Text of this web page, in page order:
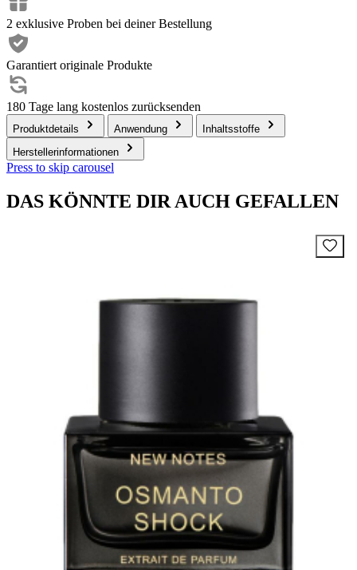
2 exklusive Proben bei deiner Bestellung
Garantiert originale Produkte
180 Tage lang kostenlos zurücksenden
Produktdetails Anwendung
Inhaltsstoffe
Herstellerinformationen
Press to skip carousel
DAS KÖNNTE DIR AUCH GEFALLEN